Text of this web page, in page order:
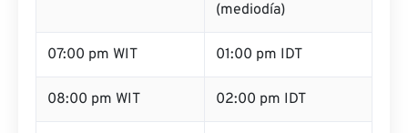
(mediodía)
07:00 pm WIT 01:00 pm IDT
08:00 pm WIT 02:00 pm IDT